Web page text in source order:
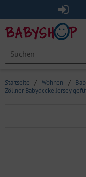
Startseite / Wohnen /
Zöllner Babydecke Jersey